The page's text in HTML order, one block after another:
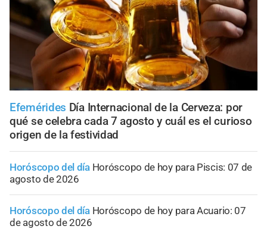
Efemérides Día Internacional de la Cerveza: por
qué se celebra cada 7 agosto y cuál es el curioso
origen de la festividad
Horóscopo del día Horóscopo de hoy para Piscis: 07 de
agosto de 2026
Horóscopo del día Horóscopo de hoy para Acuario: 07
de agosto de 2026